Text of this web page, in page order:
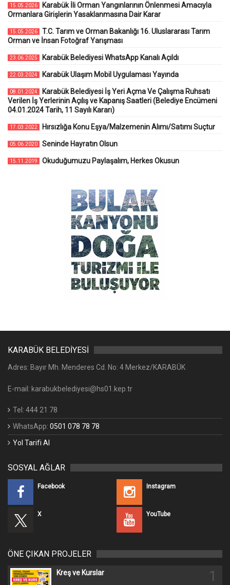
15.05.2026
Karabük İli Orman Yangınlarının Önlenmesi Amacıyla
Ormanlara Girişlerin Yasaklanmasına Dair Karar
15.05.2026
T.C. Tarım ve Orman Bakanlığı 16. Uluslararası Tarım
Orman ve İnsan Fotoğraf Yarışması
23.06.2025 Karabük Belediyesi WhatsApp Kanalı Açıldı
22.03.2024 Karabük Ulaşım Mobil Uygulaması Yayında
08.01.2024
Karabük Belediyesi İş Yeri Açma Ve Çalışma Ruhsatı
Verilen İş Yerlerinin Açılış ve Kapanış Saatleri (Belediye Encümeni
04.01.2024 Tarih, 11 Sayılı Kararı)
17.03.2022 Hırsızlığa Konu Eşya/Malzemenin Alımı/Satımı Suçtur
05.06.2020 Seninde Hayratın Olsun
15.11.2019 Okuduğumuzu Paylaşalım, Herkes Okusun
KARABÜK BELEDİYESİ
Adres: Bayır Mh. Menderes Cd. No: 4 Merkez/KARABÜK
E-mail: karabukbelediyesi@hs01.kep.tr
Tel: 444 21 78
WhatsApp: 0501 078 78 78
Yol Tarifi Al
SOSYAL AĞLAR
Facebook Instagram
X YouTube
ÖNE ÇIKAN PROJELER
Kreş ve Kurslar 1